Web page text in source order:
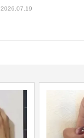
2026.07.19